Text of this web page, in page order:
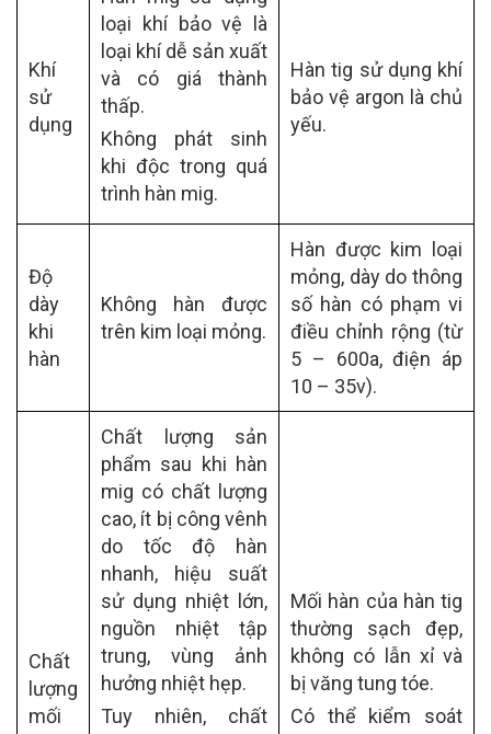
Khí
sử
dụng
loại khí bảo vệ là
loại khí dễ sản xuất
và có giá thành
thấp.
Không phát sinh
khi độc trong quá
trình hàn mig.
Hàn tig sử dụng khí
bảo vệ argon là chủ
yếu.
Độ
dày
khi
hàn
Không hàn được
trên kim loại mỏng.
Hàn được kim loại
mỏng, dày do thông
số hàn có phạm vi
điều chỉnh rộng (từ
5 – 600a, điện áp
10 – 35v).
Chất
lượng
mối
Chất lượng sản
phẩm sau khi hàn
mig có chất lượng
cao, ít bị công vênh
do tốc độ hàn
nhanh, hiệu suất
sử dụng nhiệt lớn,
nguồn nhiệt tập
trung, vùng ảnh
hưởng nhiệt hẹp.
Tuy nhiên, chất
Mối hàn của hàn tig
thường sạch đẹp,
không có lẫn xỉ và
bị văng tung tóe.
Có thể kiểm soát